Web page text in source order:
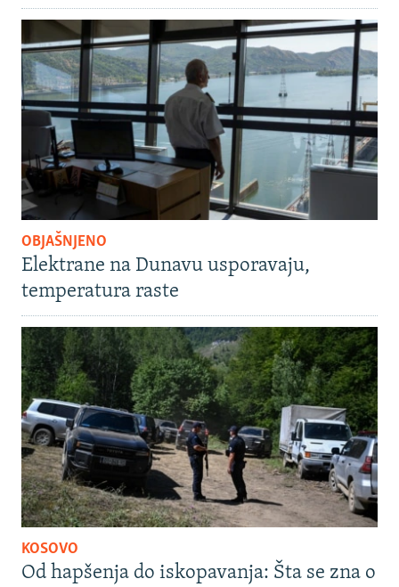
OBJAŠNJENO
Elektrane na Dunavu usporavaju,
temperatura raste
KOSOVO
Od hapšenja do iskopavanja: Šta se zna o